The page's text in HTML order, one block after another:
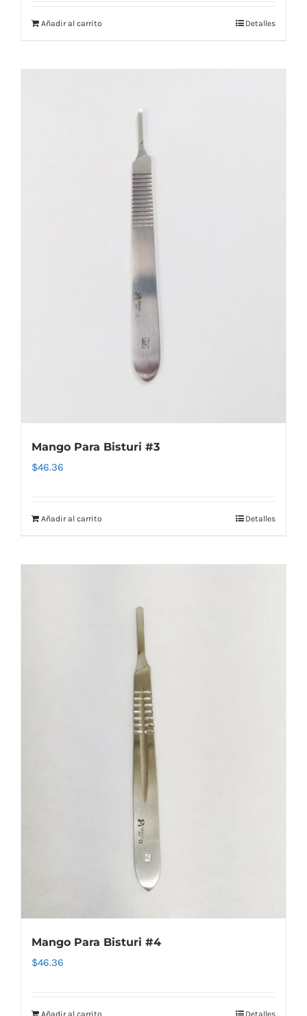
Añadir al carrito Detalles
Mango Para Bisturi #3
$46.36
Añadir al carrito Detalles
Mango Para Bisturi #4
$46.36
Añadir al carrito Detalles